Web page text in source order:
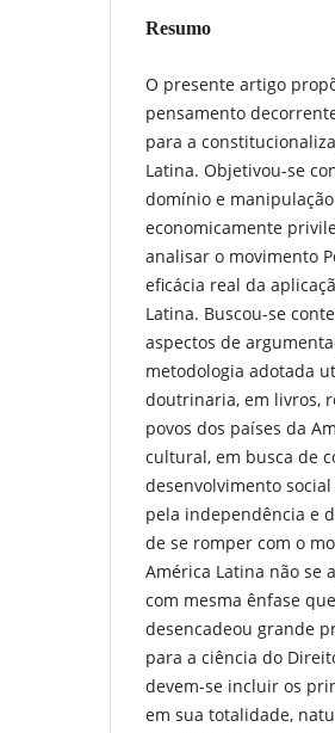
Resumo
O presente artigo
pensamento
para a
Latina. Objetivou-se
domínio e
economicamente
analisar o movimento
eficácia real da
Latina. Buscou-se
aspectos de
metodologia adotada
doutrinaria, em livros,
povos dos países da
cultural, em busca de
desenvolvimento
pela independência e
de se romper com o
América Latina não se
com mesma ênfase
desencadeou grande
para a ciência do
devem-se incluir os
em sua totalidade,